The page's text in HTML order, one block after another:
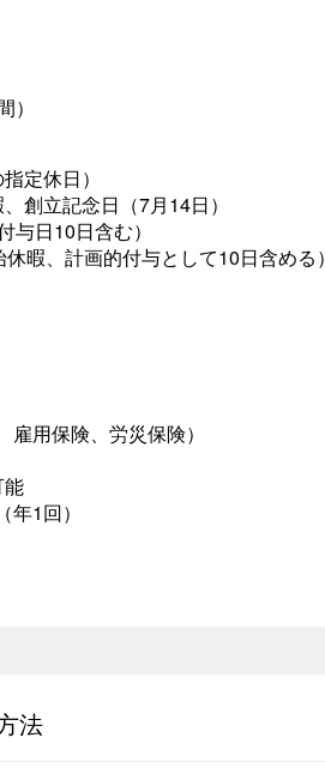
定休日）
創立記念日（7月14日）
与日10日含む）
暇、計画的付与として10日含める）
用保険、労災保険）
能
1回）
法